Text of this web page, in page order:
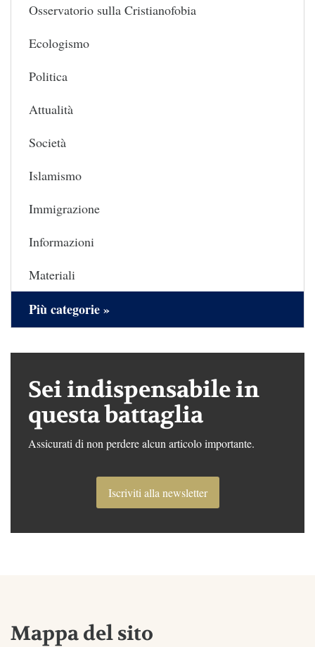
Osservatorio sulla Cristianofobia
Ecologismo
Politica
Attualità
Società
Islamismo
Immigrazione
Informazioni
Materiali
Più categorie »
Sei indispensabile in
questa battaglia
Assicurati di non perdere alcun articolo importante.
Iscriviti alla newsletter
Mappa del sito